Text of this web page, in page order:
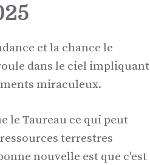
et la chance le
dans le ciel impliquant
miraculeux.
le Taureau ce qui peut
terrestres
nouvelle est que c'est